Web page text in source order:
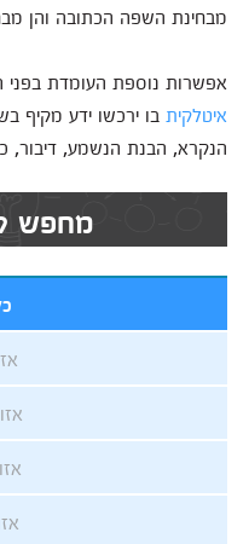
מבחינת השפה הכתובה והן
אפשרות נוספת העומדת בפני
איטלקיתבו ירכשו ידע מקיף
הנקרא, הבנת הנשמע, דיבור,
מחפש